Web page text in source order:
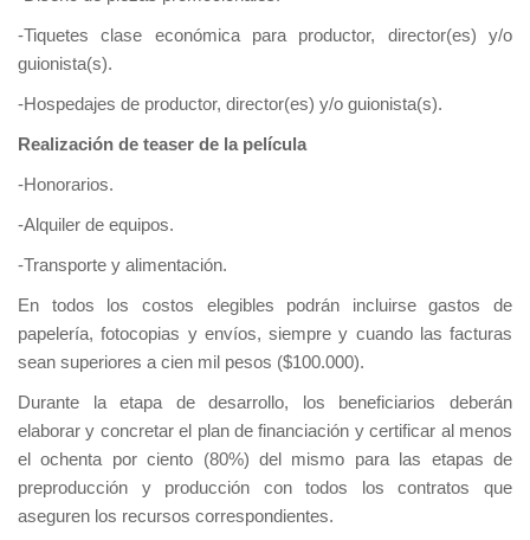
-Tiquetes clase económica para productor, director(es) y/o
guionista(s).
-Hospedajes de productor, director(es) y/o guionista(s).
Realización de teaser de la película
-Honorarios.
-Alquiler de equipos.
-Transporte y alimentación.
En todos los costos elegibles podrán incluirse gastos de
papelería, fotocopias y envíos, siempre y cuando las facturas
sean superiores a cien mil pesos ($100.000).
Durante la etapa de desarrollo, los beneficiarios deberán
elaborar y concretar el plan de financiación y certificar al menos
el ochenta por ciento (80%) del mismo para las etapas de
preproducción y producción con todos los contratos que
aseguren los recursos correspondientes.